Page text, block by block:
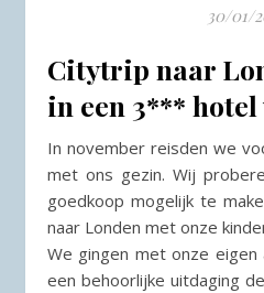
30/01/
Citytrip naar
in een 3*** hotel
In november reisden we voor 4 dagen naar Londen
met ons gezin. Wij
goedkoop mogelijk te
naar Londen met onze
We gingen met onze
een behoorlijke uitdaging